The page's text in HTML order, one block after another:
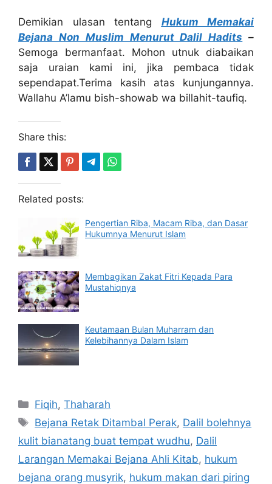
Demikian ulasan tentang Hukum Memakai
Bejana Non Muslim Menurut Dalil Hadits –
Semoga bermanfaat. Mohon utnuk diabaikan
saja uraian kami ini, jika pembaca tidak
sependapat.Terima kasih atas kunjungannya.
Wallahu A’lamu bish-showab wa billahit-taufiq.
Share this:
Related posts:
Pengertian Riba, Macam Riba, dan Dasar
Hukumnya Menurut Islam
Membagikan Zakat Fitri Kepada Para
Mustahiqnya
Keutamaan Bulan Muharram dan
Kelebihannya Dalam Islam
Categories
Fiqih,Thaharah
Tags
Bejana Retak Ditambal Perak, Dalil bolehnya
kulit bianatang buat tempat wudhu, Dalil
Larangan Memakai Bejana Ahli Kitab, hukum
bejana orang musyrik, hukum makan dari piring